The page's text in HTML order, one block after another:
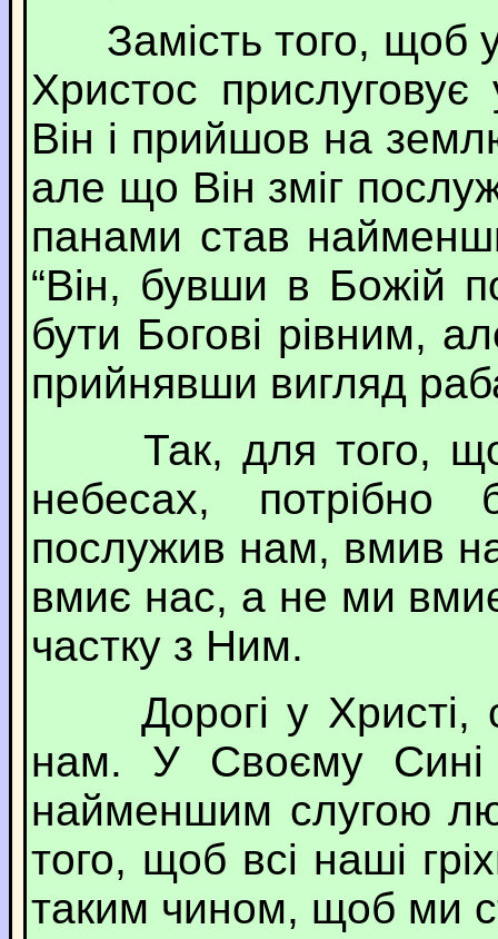
Замість того, щоб
Христос
Він і прийшов на
але що Він зміг
панами став
“Він, бувши в Божій
бути Богові рівним,
прийнявши вигляд
Так, для того, щоб
небесах,
послужив нам, вмив
вмиє нас, а не ми
частку з Ним.
Дорогі у Христі,
нам. У Своєму Сині
найменшим слугою
того, щоб всі наші
таким чином, щоб ми